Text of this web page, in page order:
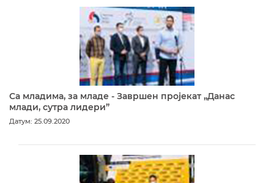
Са младима, за младе - Завршен пројекат „Данас
млади, сутра лидери”
Датум: 25.09.2020